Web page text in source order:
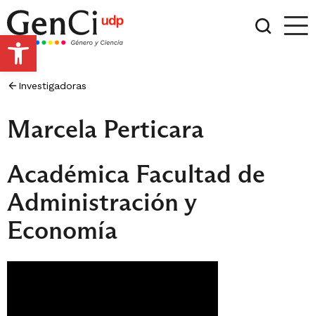
Open toolbar
Investigadoras
Marcela Perticara
Académica Facultad de
Administración y
Economía